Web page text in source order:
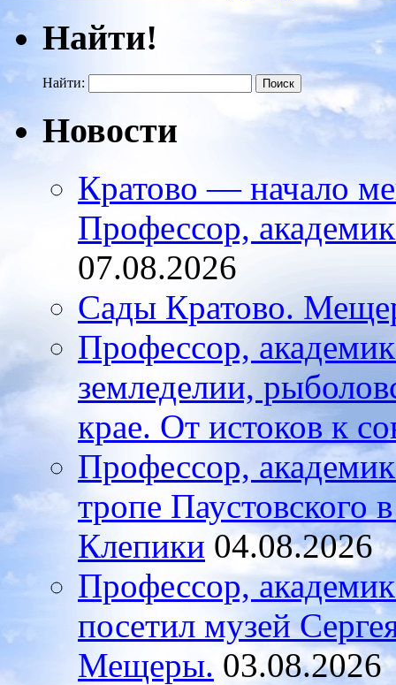
Найти!
Найти:
Новости
Кратово — начало
Профессор,
07.08.2026
Сады Кратово.
Профессор,
земледелии,
крае. От истоков к
Профессор,
тропе Паустовского
Клепики 04.08.2026
Профессор,
посетил музей
Мещеры. 03.08.2026